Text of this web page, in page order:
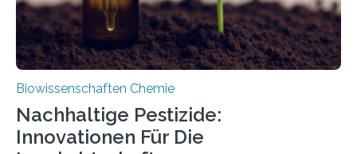
Biowissenschaften Chemie
Nachhaltige Pestizide:
Innovationen Für Die